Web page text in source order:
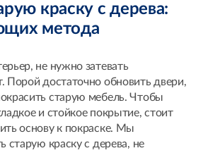
краску с дерева:
метода
не нужно затевать
Порой достаточно обновить двери,
старую мебель. Чтобы
и стойкое покрытие, стоит
основу к покраске. Мы
старую краску с дерева, не